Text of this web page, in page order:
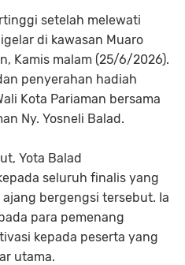
setelah melewati
di kawasan Muaro
Kamis malam (25/6/2026).
penyerahan hadiah
Kota Pariaman bersama
Ny. Yosneli Balad.
Yota Balad
seluruh finalis yang
bergengsi tersebut. Ia
para pemenang
kepada peserta yang
utama.